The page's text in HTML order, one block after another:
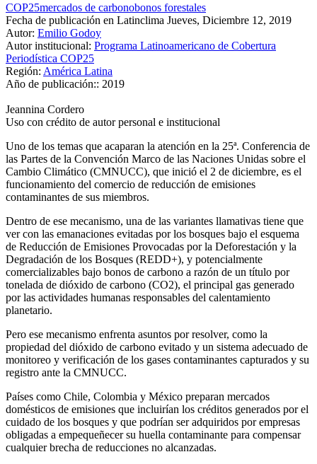
COP25mercados de carbonobonos forestales
Fecha de publicación en Latinclima Jueves, Diciembre 12, 2019
Autor: Emilio Godoy
Autor institucional: Programa Latinoamericano de Cobertura
Periodística COP25
Región: América Latina
Año de publicación:: 2019
Jeannina Cordero
Uso con crédito de autor personal e institucional
Uno de los temas que acaparan la atención en la 25ª. Conferencia de
las Partes de la Convención Marco de las Naciones Unidas sobre el
Cambio Climático (CMNUCC), que inició el 2 de diciembre, es el
funcionamiento del comercio de reducción de emisiones
contaminantes de sus miembros.
Dentro de ese mecanismo, una de las variantes llamativas tiene que
ver con las emanaciones evitadas por los bosques bajo el esquema
de Reducción de Emisiones Provocadas por la Deforestación y la
Degradación de los Bosques (REDD+), y potencialmente
comercializables bajo bonos de carbono a razón de un título por
tonelada de dióxido de carbono (CO2), el principal gas generado
por las actividades humanas responsables del calentamiento
planetario.
Pero ese mecanismo enfrenta asuntos por resolver, como la
propiedad del dióxido de carbono evitado y un sistema adecuado de
monitoreo y verificación de los gases contaminantes capturados y su
registro ante la CMNUCC.
Países como Chile, Colombia y México preparan mercados
domésticos de emisiones que incluirían los créditos generados por el
cuidado de los bosques y que podrían ser adquiridos por empresas
obligadas a empequeñecer su huella contaminante para compensar
cualquier brecha de reducciones no alcanzadas.